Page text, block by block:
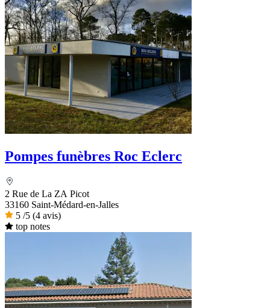
Pompes funèbres Roc Eclerc
2 Rue de La ZA Picot
33160 Saint-Médard-en-Jalles
5 /5 (4 avis)
top notes